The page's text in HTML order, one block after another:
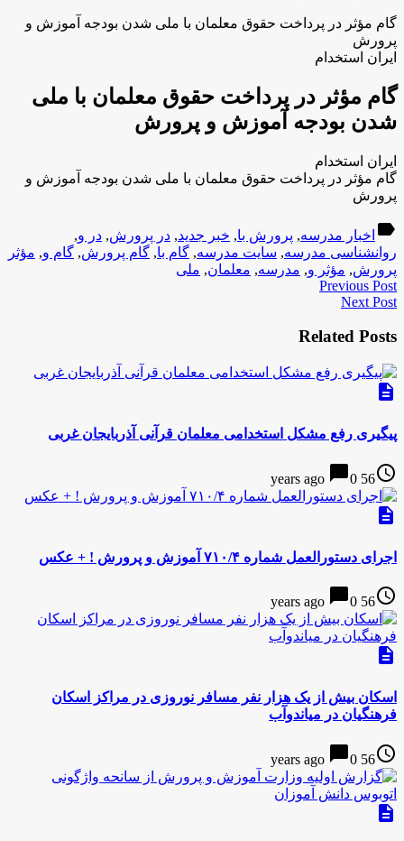
گام مؤثر در پرداخت حقوق معلمان با ملی شدن بودجه آموزش و
پرورش
ایران استخدام
گام مؤثر در پرداخت حقوق معلمان با ملی
شدن بودجه آموزش و پرورش
ایران استخدام
گام مؤثر در پرداخت حقوق معلمان با ملی شدن بودجه آموزش و
پرورش
label اخبار مدرسه, پرورش با, خبر جدید, در پرورش, در و,
روانشناسی مدرسه, سایت مدرسه, گام با, گام پرورش, گام و, مؤثر
پرورش, مؤثر و, مدرسه, معلمان, ملی
Previous Post
Next Post
Related Posts
description
پیگیری رفع مشکل استخدامی معلمان قرآنی آذربایجان غربی
access_time
56 years ago
chat_bubble0
description
اجرای دستورالعمل شماره ۷۱۰/۴ آموزش و پرورش ! + عکس
access_time
56 years ago
chat_bubble0
description
اسکان بیش از یک هزار نفر مسافر نوروزی در مراکز اسکان
فرهنگیان در میاندوآب
access_time
56 years ago
chat_bubble0
description